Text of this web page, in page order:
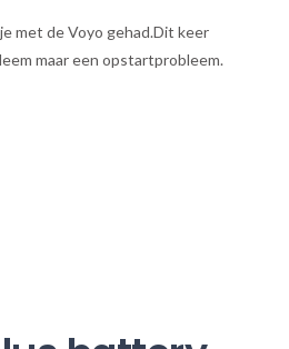
met de Voyo gehad.Dit keer
maar een opstartprobleem.